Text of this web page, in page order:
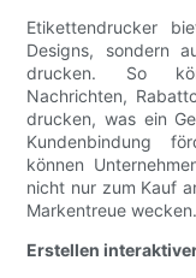
Etikettendrucker
Designs, sondern
drucken. So
Nachrichten,
drucken, was ein
Kundenbindung
können
nicht nur zum Kauf
Markentreue wecken.
Erstellen